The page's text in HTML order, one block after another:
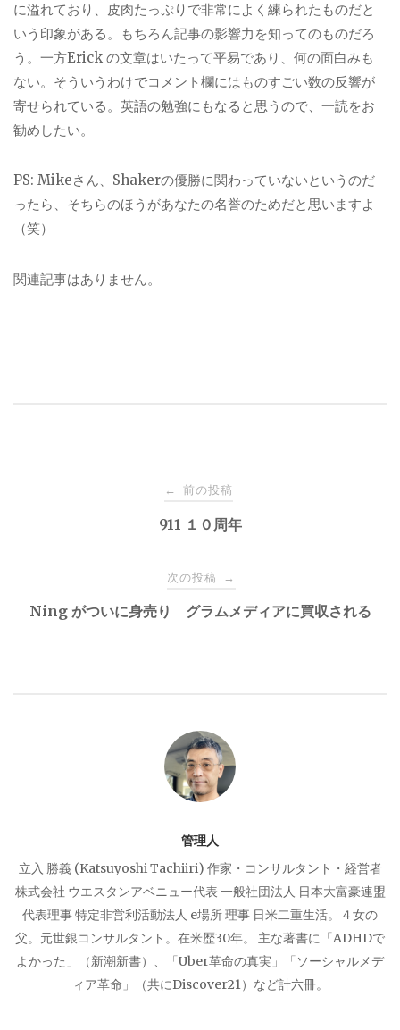
に溢れており、皮肉たっぷりで非常によく練られたものだと
いう印象がある。もちろん記事の影響力を知ってのものだろ
う。一方Erick の文章はいたって平易であり、何の面白みも
ない。そういうわけでコメント欄にはものすごい数の反響が
寄せられている。英語の勉強にもなると思うので、一読をお
勧めしたい。
PS: Mikeさん、Shakerの優勝に関わっていないというのだ
ったら、そちらのほうがあなたの名誉のためだと思いますよ
（笑）
関連記事はありません。
ビ
ン
← 前の投稿
911 １０周年
次の投稿 →
Ning がついに身売り グラムメディアに買収される
管理人
立入 勝義 (Katsuyoshi Tachiiri) 作家・コンサルタント・経営者
株式会社 ウエスタンアベニュー代表 一般社団法人 日本大富豪連盟
代表理事 特定非営利活動法人 e場所 理事 日米二重生活。４女の
父。元世銀コンサルタント。在米歴30年。 主な著書に「ADHDで
よかった」（新潮新書）、「Uber革命の真実」「ソーシャルメデ
ィア革命」（共にDiscover21）など計六冊。